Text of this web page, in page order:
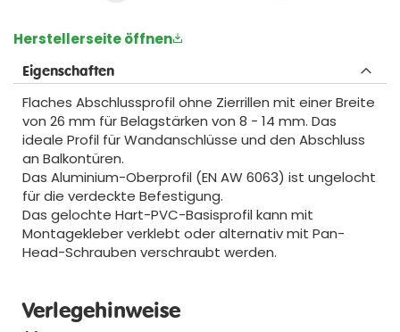
Herstellerseite öffnen
Eigenschaften
Flaches Abschlussprofil ohne Zierrillen mit einer Breite
von 26 mm für Belagstärken von 8 - 14 mm. Das
ideale Profil für Wandanschlüsse und den Abschluss
an Balkontüren.
Das Aluminium-Oberprofil (EN AW 6063) ist ungelocht
für die verdeckte Befestigung.
Das gelochte Hart-PVC-Basisprofil kann mit
Montagekleber verklebt oder alternativ mit Pan-
Head-Schrauben verschraubt werden.
Verlegehinweise